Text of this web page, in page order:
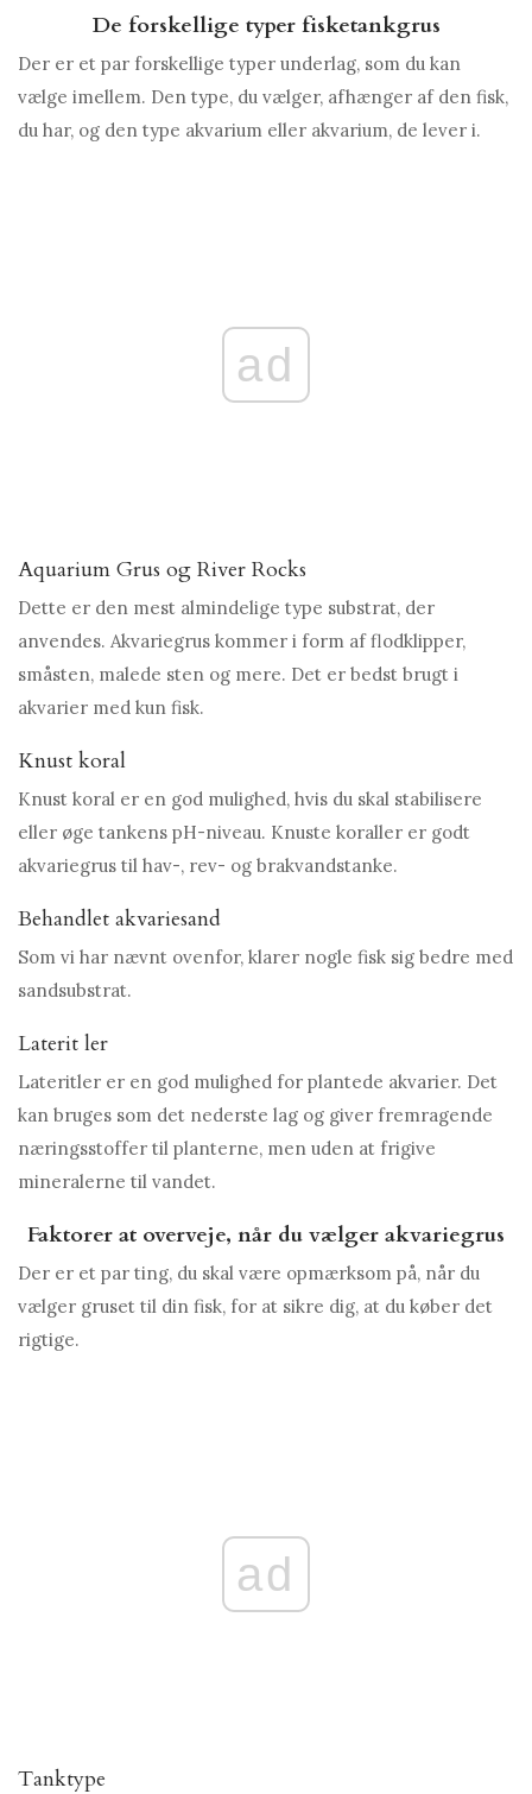
De forskellige typer fisketankgrus
Der er et par forskellige typer underlag, som du kan
vælge imellem. Den type, du vælger, afhænger af den fisk,
du har, og den type akvarium eller akvarium, de lever i.
ad
Aquarium Grus og River Rocks
Dette er den mest almindelige type substrat, der
anvendes. Akvariegrus kommer i form af flodklipper,
småsten, malede sten og mere. Det er bedst brugt i
akvarier med kun fisk.
Knust koral
Knust koral er en god mulighed, hvis du skal stabilisere
eller øge tankens pH-niveau. Knuste koraller er godt
akvariegrus til hav-, rev- og brakvandstanke.
Behandlet akvariesand
Som vi har nævnt ovenfor, klarer nogle fisk sig bedre med
sandsubstrat.
Laterit ler
Lateritler er en god mulighed for plantede akvarier. Det
kan bruges som det nederste lag og giver fremragende
næringsstoffer til planterne, men uden at frigive
mineralerne til vandet.
Faktorer at overveje, når du vælger akvariegrus
Der er et par ting, du skal være opmærksom på, når du
vælger gruset til din fisk, for at sikre dig, at du køber det
rigtige.
ad
Tanktype